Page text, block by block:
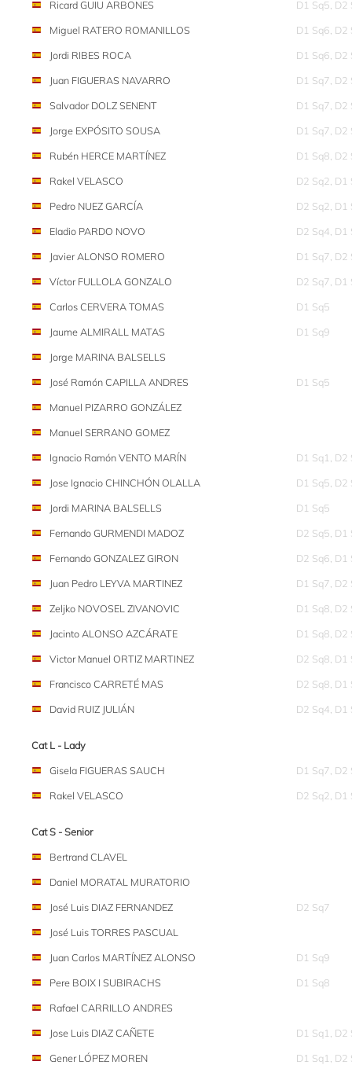
Ricard GUIU ARBONES
D1 Sq5, D2
Miguel RATERO ROMANILLOS
D1 Sq6, D2
Jordi RIBES ROCA
D1 Sq6, D2
Juan FIGUERAS NAVARRO
D1 Sq7, D2
Salvador DOLZ SENENT
D1 Sq7, D2
Jorge EXPÓSITO SOUSA
D1 Sq7, D2
Rubén HERCE MARTÍNEZ
D1 Sq8, D2
Rakel VELASCO
D2 Sq2, D1
Pedro NUEZ GARCÍA
D2 Sq2, D1
Eladio PARDO NOVO
D2 Sq4, D1
Javier ALONSO ROMERO
D1 Sq7, D2
Víctor FULLOLA GONZALO
D2 Sq7, D1
Carlos CERVERA TOMAS
D1 Sq5
Jaume ALMIRALL MATAS
D1 Sq9
Jorge MARINA BALSELLS
José Ramón CAPILLA ANDRES
D1 Sq5
Manuel PIZARRO GONZÁLEZ
Manuel SERRANO GOMEZ
Ignacio Ramón VENTO MARÍN
D1 Sq1, D2
Jose Ignacio CHINCHÓN OLALLA
D1 Sq5, D2
Jordi MARINA BALSELLS
D1 Sq5
Fernando GURMENDI MADOZ
D2 Sq5, D1
Fernando GONZALEZ GIRON
D2 Sq6, D1
Juan Pedro LEYVA MARTINEZ
D1 Sq7, D2
Zeljko NOVOSEL ZIVANOVIC
D1 Sq8, D2
Jacinto ALONSO AZCÁRATE
D1 Sq8, D2
Victor Manuel ORTIZ MARTINEZ
D2 Sq8, D1
Francisco CARRETÉ MAS
D2 Sq8, D1
David RUIZ JULIÁN
D2 Sq4, D1
Cat L - Lady
Gisela FIGUERAS SAUCH
D1 Sq7, D2
Rakel VELASCO
D2 Sq2, D1
Cat S - Senior
Bertrand CLAVEL
Daniel MORATAL MURATORIO
José Luis DIAZ FERNANDEZ
D2 Sq7
José Luis TORRES PASCUAL
Juan Carlos MARTÍNEZ ALONSO
D1 Sq9
Pere BOIX I SUBIRACHS
D1 Sq8
Rafael CARRILLO ANDRES
Jose Luis DIAZ CAÑETE
D1 Sq1, D2
Gener LÓPEZ MOREN
D1 Sq1, D2